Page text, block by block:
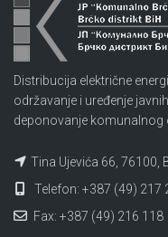
Distribucija električne
održavanje i uređenje
deponovanje komunalnog
Tina Ujevića 66, 76100,
Telefon: +387 (49) 217
Fax: +387 (49) 216 118